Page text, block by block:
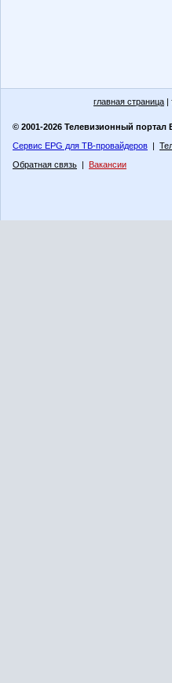
главная страница |
© 2001-2026 Телевизионный портал
Сервис EPG для ТВ-провайдеров |
Обратная связь | Вакансии